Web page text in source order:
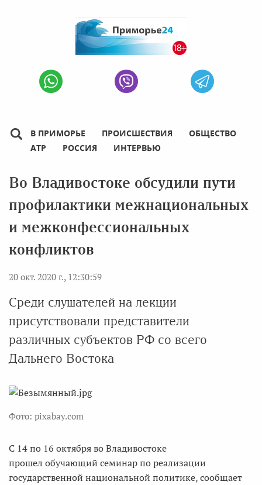
В ПРИМОРЬЕ ПРОИСШЕСТВИЯ
ОБЩЕСТВО
АТР
РОССИЯ ИНТЕРВЬЮ
Во Владивостоке обсудили пути
профилактики межнациональных
и межконфессиональных
конфликтов
20 окт. 2020 г., 12:30:59
Среди слушателей на лекции
присутствовали представители
различных субъектов РФ со всего
Дальнего Востока
Фото: pixabay.com
С 14 по 16 октября во Владивостоке
прошел обучающий семинар по реализации
государственной национальной политике, сообщает